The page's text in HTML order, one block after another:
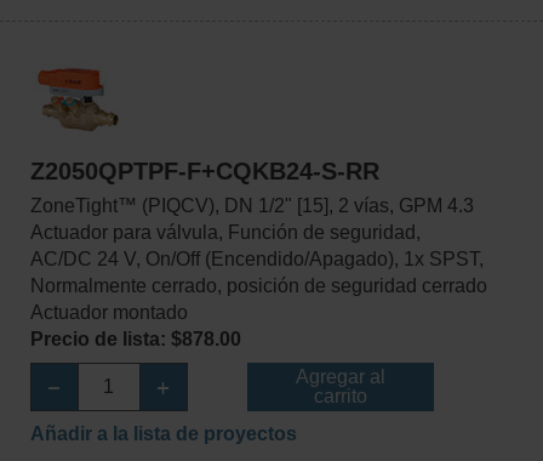
Z2050QPTPF-F+CQKB24-S-RR
ZoneTight™ (PIQCV), DN 1/2" [15], 2 vías, GPM 4.3
Actuador para válvula, Función de seguridad,
AC/DC 24 V, On/Off (Encendido/Apagado), 1x SPST,
Normalmente cerrado, posición de seguridad cerrado
Actuador montado
Precio de lista: $878.00
Agregar al
carrito
Añadir a la lista de proyectos